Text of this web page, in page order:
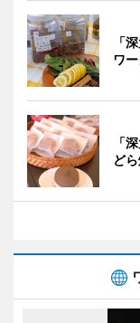
「
ワ
「
どら